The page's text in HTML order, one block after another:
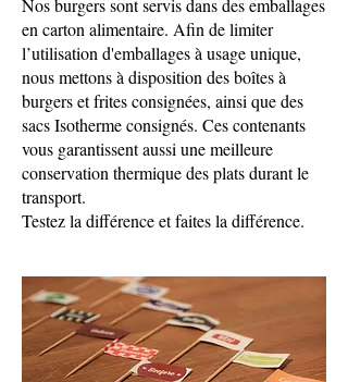
Nos burgers sont servis dans des emballages
en carton alimentaire. Afin de limiter
l’utilisation d'emballages à usage unique,
nous mettons à disposition des boîtes à
burgers et frites consignées, ainsi que des
sacs Isotherme consignés. Ces contenants
vous garantissent aussi une meilleure
conservation thermique des plats durant le
transport.